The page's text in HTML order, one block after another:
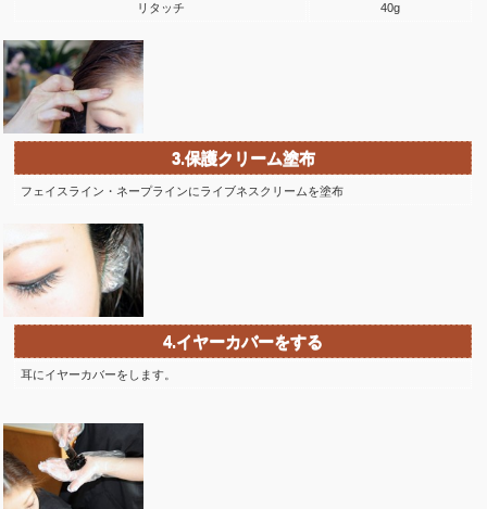
リタッチ 40g
3.保護クリーム塗布
フェイスライン・ネープラインにライブネスクリームを塗布
4.イヤーカバーをする
耳にイヤーカバーをします。